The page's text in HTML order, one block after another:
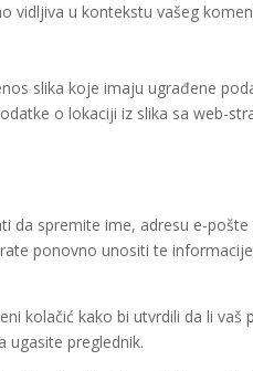
vidljiva u kontekstu vašeg
slika koje imaju ugrađene
o lokaciji iz slika sa web-
spremite ime, adresu e-pošte
ponovno unositi te
kolačić kako bi utvrdili da li vaš
ugasite preglednik.